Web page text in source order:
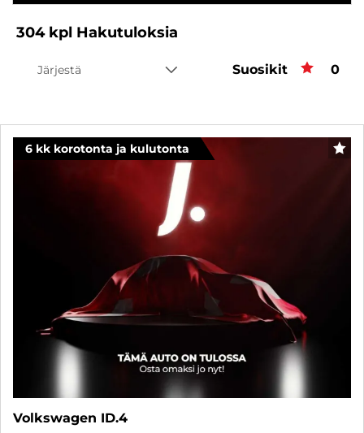
304kpl Hakutuloksia
Järjestä Suosikit 0
6 kk korotonta ja kulutonta
Volkswagen ID.4